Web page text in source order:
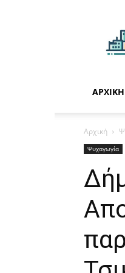
ΑΡΧΙΚΉ
Αρχική
Ψυχαγωγία